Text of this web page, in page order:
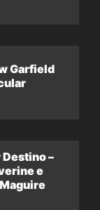
Garfield
–
e